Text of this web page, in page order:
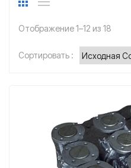
Отображение 1–12 из 18
Сортировать :